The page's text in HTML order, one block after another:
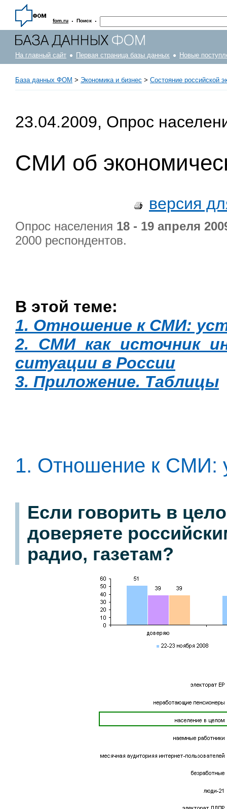
fom.ru · Поиск ·
На главный сайт Первая страница базы данных Новые
База данных ФОМ > Экономика и бизнес > Состояние российской
23.04.2009, Опрос
СМИ об
версия
Опрос населения 18 - 19 апреля
2000 респондентов.
В этой теме:
1. Отношение к СМИ:
2. СМИ как источник
ситуации в России
3. Приложение. Таблицы
1. Отношение к СМИ:
Если говорить в
доверяете
радио, газетам?